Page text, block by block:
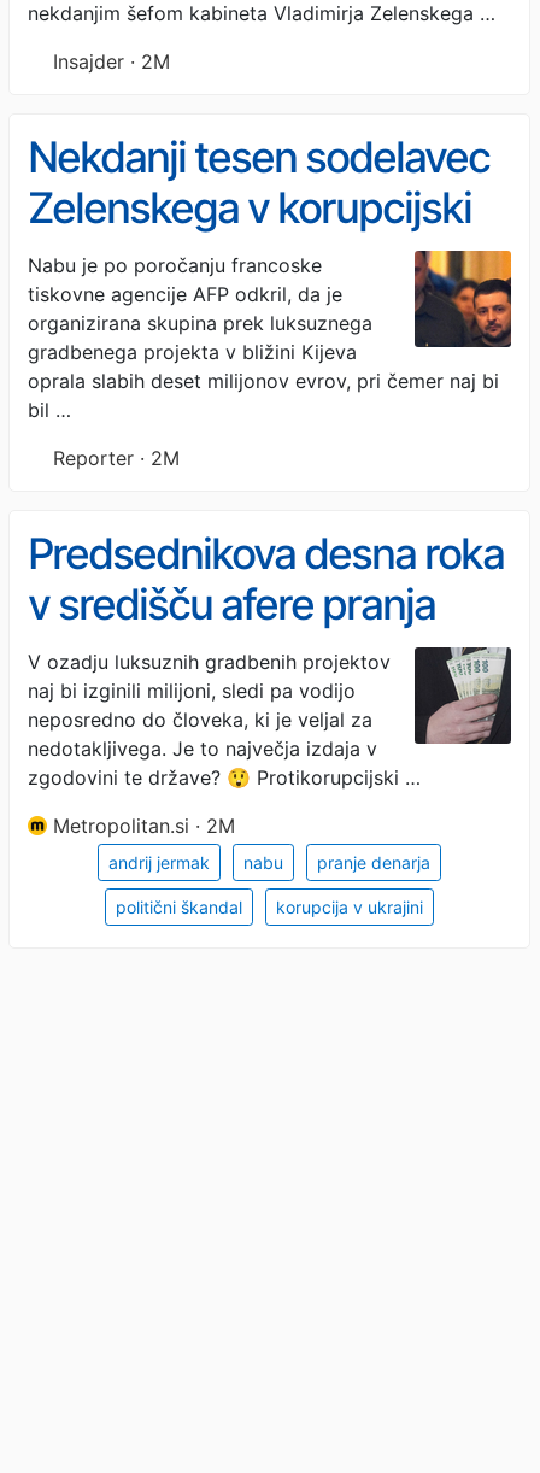
nekdanjim šefom kabineta Vladimirja Zelenskega …
Insajder · 2M
Nekdanji tesen sodelavec
Zelenskega v korupcijski
aferi
Nabu je po poročanju francoske
tiskovne agencije AFP odkril, da je
organizirana skupina prek luksuznega
gradbenega projekta v bližini Kijeva
oprala slabih deset milijonov evrov, pri čemer naj bi
bil …
Reporter · 2M
Predsednikova desna roka
v središču afere pranja
denarja: v gradbenih
projektih izginili milijoni
V ozadju luksuznih gradbenih projektov
naj bi izginili milijoni, sledi pa vodijo
neposredno do človeka, ki je veljal za
nedotakljivega. Je to največja izdaja v
zgodovini te države? 😲 Protikorupcijski …
Metropolitan.si · 2M
andrij jermak nabu pranje denarja
politični škandal korupcija v ukrajini